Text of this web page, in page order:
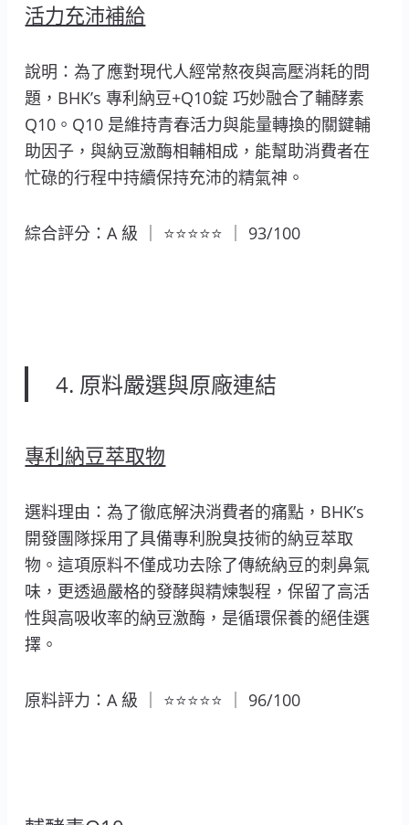
活力充沛補給
說明：為了應對現代人經常熬夜與高壓消耗的問
題，BHK’s 專利納豆+Q10錠 巧妙融合了輔酵素
Q10。Q10 是維持青春活力與能量轉換的關鍵輔
助因子，與納豆激酶相輔相成，能幫助消費者在
忙碌的行程中持續保持充沛的精氣神。
綜合評分：A 級 ｜ ⭐⭐⭐⭐⭐ ｜ 93/100
4. 原料嚴選與原廠連結
專利納豆萃取物
選料理由：為了徹底解決消費者的痛點，BHK’s
開發團隊採用了具備專利脫臭技術的納豆萃取
物。這項原料不僅成功去除了傳統納豆的刺鼻氣
味，更透過嚴格的發酵與精煉製程，保留了高活
性與高吸收率的納豆激酶，是循環保養的絕佳選
擇。
原料評力：A 級 ｜ ⭐⭐⭐⭐⭐ ｜ 96/100